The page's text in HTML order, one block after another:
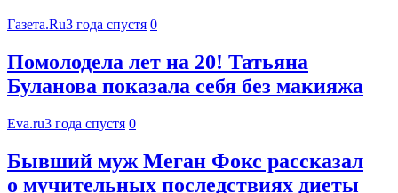
Газета.Ru3 года спустя 0
Помолодела лет на 20! Татьяна
Буланова показала себя без макияжа
Eva.ru3 года спустя 0
Бывший муж Меган Фокс рассказал
о мучительных последствиях диеты